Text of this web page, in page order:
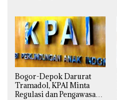
Agama
Bogor-Depok Darurat
Tramadol, KPAI Minta
Regulasi dan Pengawasan